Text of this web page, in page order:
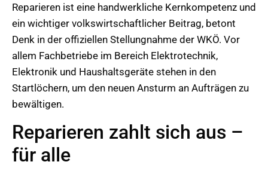
Reparieren ist eine handwerkliche Kernkompetenz und
ein wichtiger volkswirtschaftlicher Beitrag, betont
Denk in der offiziellen Stellungnahme der WKÖ. Vor
allem Fachbetriebe im Bereich Elektrotechnik,
Elektronik und Haushaltsgeräte stehen in den
Startlöchern, um den neuen Ansturm an Aufträgen zu
bewältigen.
Reparieren zahlt sich aus –
für alle